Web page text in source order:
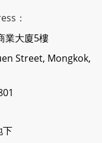
：
業大廈5樓
Street, Mongkok,
下